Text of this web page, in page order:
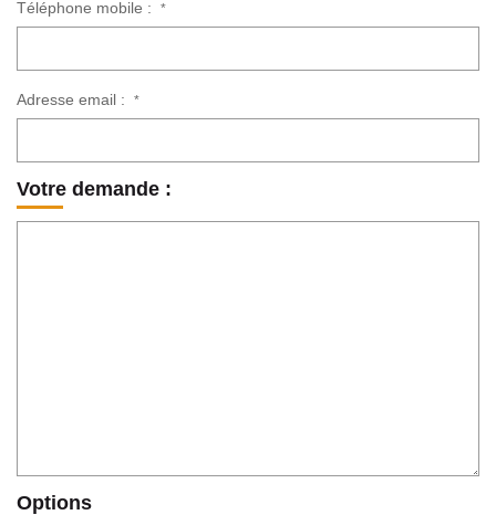
Téléphone mobile : *
Adresse email : *
Votre demande :
Options